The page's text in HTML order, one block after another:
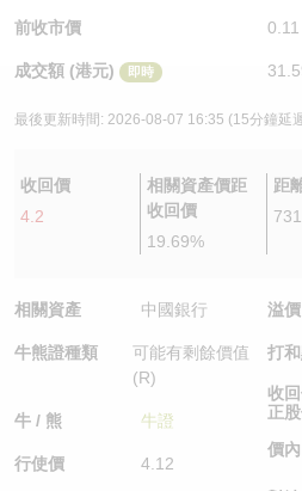
前收市價 0.11
成交額 (港元) 即時
最後更新時間: 2026-08-07 16:35 (15分鐘延
收回價
4.2
相關資產價距
收回價
19.69%
距
相關資產 中國銀行
牛熊證種類
可能有剩餘價值
(R)
牛 / 熊 牛證
行使價 4.12
溢
打
收
正
價
認股證/牛熊證日誌
認股證文件及公告
牛熊證到期結算價查詢
牛熊證分析儀
牛熊證文件及公告
中資ETFs溢價比較
AH 股價對照